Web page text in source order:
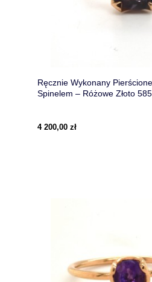
Ręcznie Wykonany
Spinelem – Różowe Złoto
4 200,00 zł